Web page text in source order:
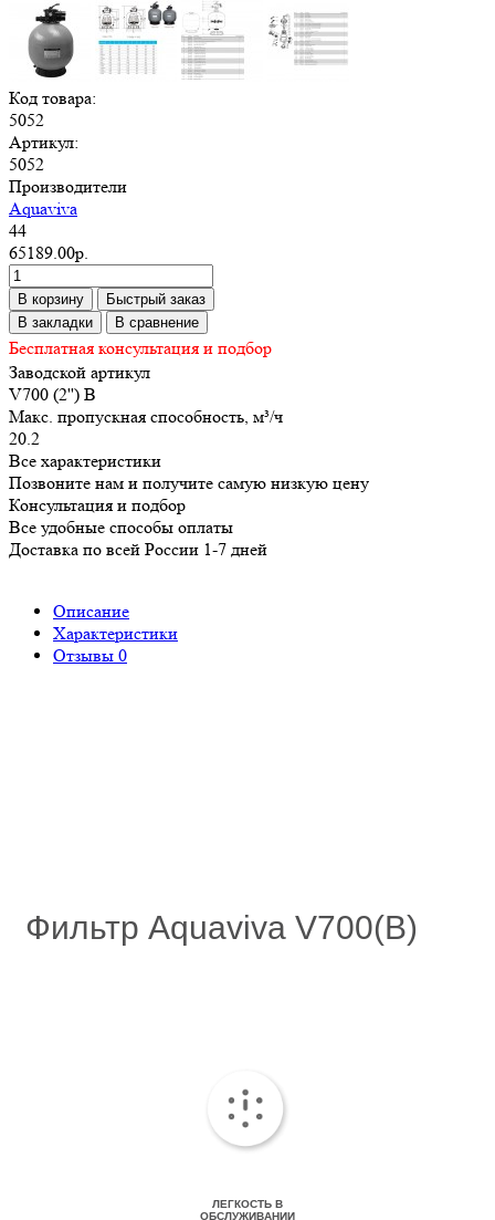
Код товара:
5052
Артикул:
5052
Производители
Aquaviva
44
65189.00р.
В корзину
Быстрый заказ
В закладки
В сравнение
Бесплатная консультация и подбор
Заводской артикул
V700 (2'') B
Макс. пропускная способность, м³/ч
20.2
Все характеристики
Позвоните нам и получите самую низкую цену
Консультация и подбор
Все удобные способы оплаты
Доставка по всей России 1-7 дней
Описание
Характеристики
Отзывы 0
Фильтр Aquaviva V700(B)
ЛЕГКОСТЬ В
ОБСЛУЖИВАНИИ